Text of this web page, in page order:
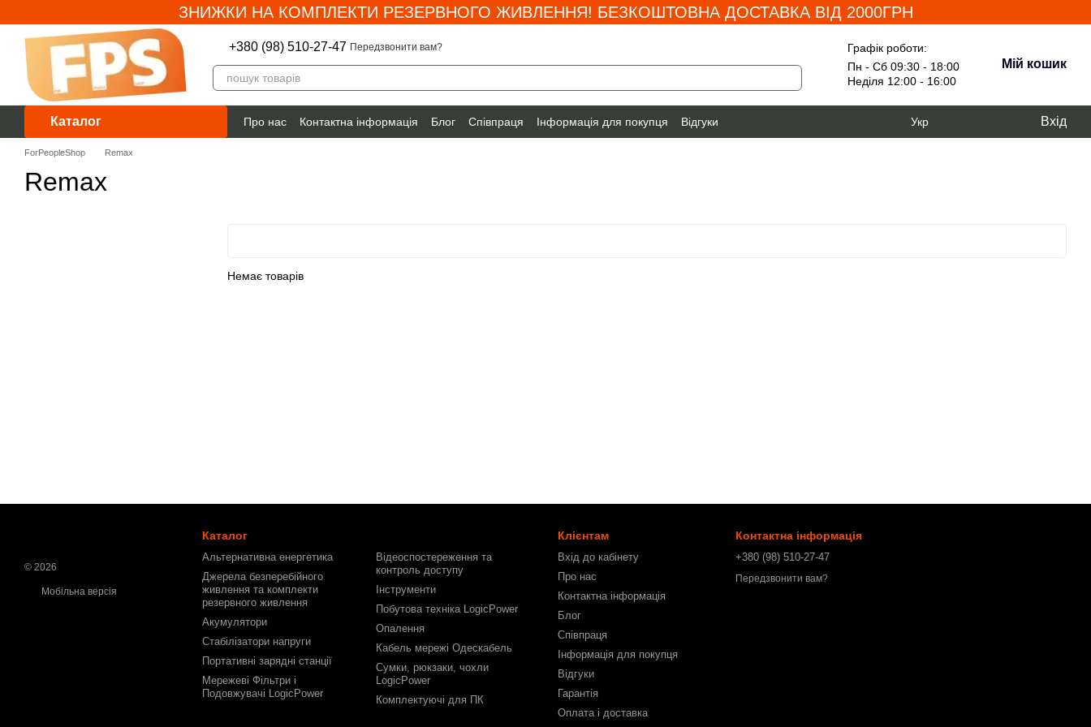
Перейти до основного контентуЗНИЖКИ НА КОМПЛЕКТИ РЕЗЕРВНОГО ЖИВЛЕННЯ! БЕЗКОШТОВНА ДОСТАВКА ВІД 2000ГРН
+380 (98) 510-27-47 Передзвонити вам?
Графік роботи:
Пн - Сб 09:30 - 18:00
Неділя 12:00 - 16:00
Мій кошик
Каталог Про нас Контактна інформація Блог Співпраця Інформація для покупця
Відгуки
Гарантія
Укр Вхід
ForPeopleShop Remax
Remax
Немає товарів
© 2026
Мобільна версія
Каталог
Альтернативна енергетика
Джерела безперебійного
живлення та комплекти
резервного живлення
Акумулятори
Стабілізатори напруги
Портативні зарядні станції
Мережеві Фільтри і
Подовжувачі LogicPower
Відеоспостереження та
контроль доступу
Інструменти
Побутова техніка LogicPower
Опалення
Кабель мережі Одескабель
Сумки, рюкзаки, чохли
LogicPower
Комплектуючі для ПК
Клієнтам
Вхід до кабінету
Про нас
Контактна інформація
Блог
Співпраця
Інформація для покупця
Відгуки
Гарантія
Оплата і доставка
Контактна інформація
+380 (98) 510-27-47
Передзвонити вам?